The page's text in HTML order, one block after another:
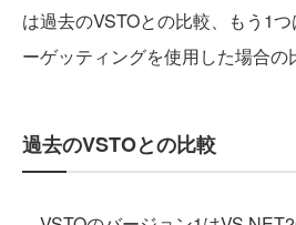
は過去のVSTOとの比較、もう1
ーゲッティングを使用した場合の
過去のVSTOとの比較